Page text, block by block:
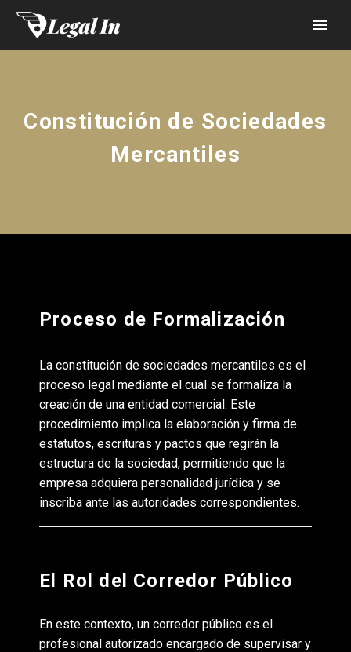
Constitución de Sociedades
Mercantiles
Proceso de Formalización
La constitución de sociedades mercantiles es el
proceso legal mediante el cual se formaliza la
creación de una entidad comercial. Este
procedimiento implica la elaboración y firma de
estatutos, escrituras y pactos que regirán la
estructura de la sociedad, permitiendo que la
empresa adquiera personalidad jurídica y se
inscriba ante las autoridades correspondientes.
El Rol del Corredor Público
En este contexto, un corredor público es el
profesional autorizado encargado de supervisar y